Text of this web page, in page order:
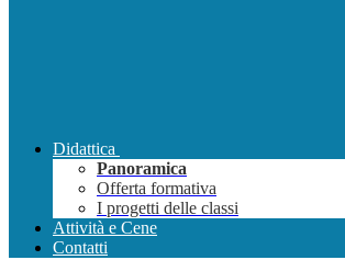
Didattica
Panoramica
Offerta formativa
I progetti delle classi
Attività e Cene
Contatti